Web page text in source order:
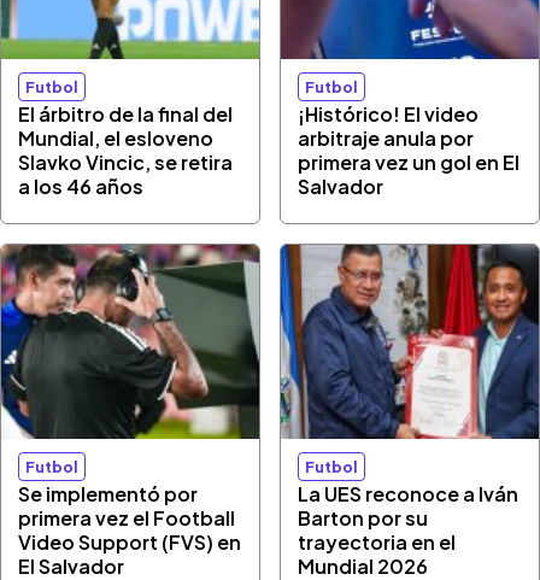
Futbol
El árbitro de la final del
Mundial, el esloveno
Slavko Vincic, se retira
a los 46 años
Futbol
¡Histórico! El video
arbitraje anula por
primera vez un gol en El
Salvador
Futbol
Se implementó por
primera vez el Football
Video Support (FVS) en
El Salvador
Futbol
La UES reconoce a Iván
Barton por su
trayectoria en el
Mundial 2026